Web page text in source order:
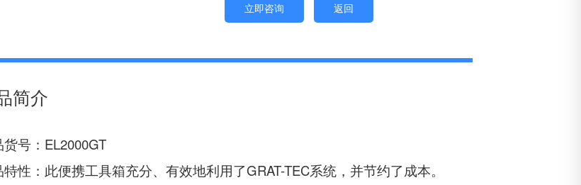
立即咨询 返回
简介
货号：EL2000GT
特性：此便携工具箱充分、有效地利用了GRAT-TEC系统，并节约了成本。